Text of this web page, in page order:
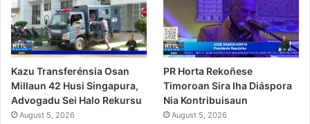
Kazu Transferénsia Osan
Millaun 42 Husi Singapura,
Advogadu Sei Halo Rekursu
August 5, 2026
PR Horta Rekoñese
Timoroan Sira Iha Diáspora
Nia Kontribuisaun
August 5, 2026